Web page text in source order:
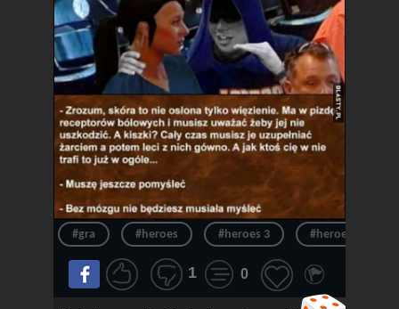
#gra #heroes #heroes 3 #heroes of
1 0